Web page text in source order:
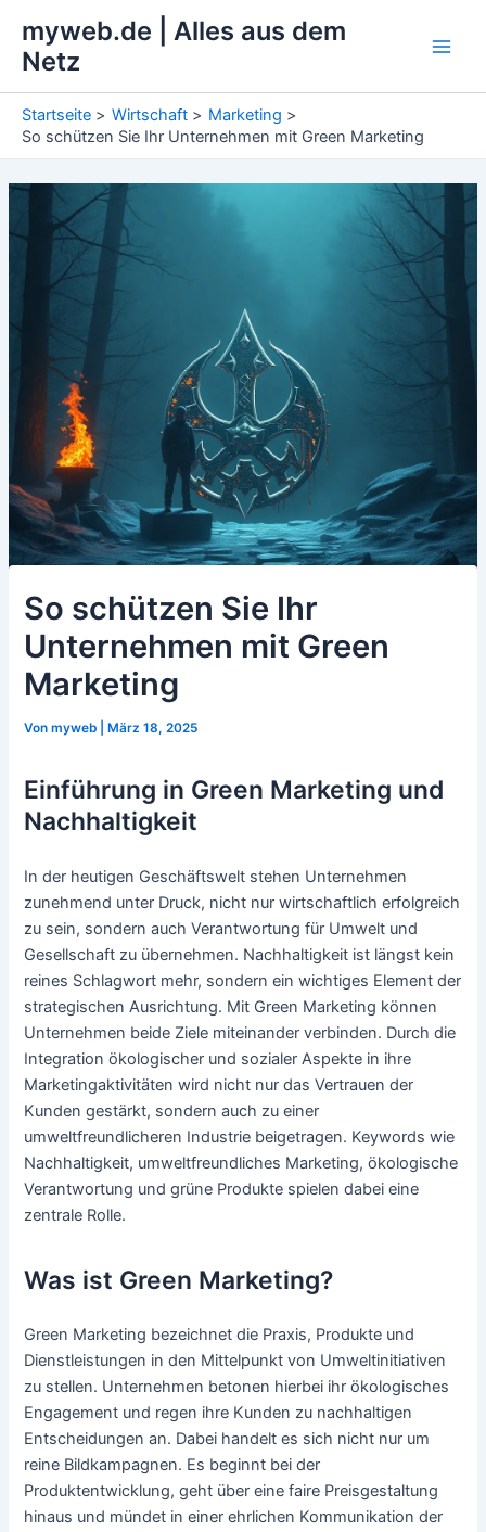
Inhalt
springen
myweb.de | Alles aus dem
Netz
Startseite Wirtschaft
Marketing
So schützen Sie Ihr Unternehmen mit Green Marketing
So schützen Sie Ihr
Unternehmen mit Green
Marketing
Vonmyweb März 18, 2025
Einführung in Green Marketing und
Nachhaltigkeit
In der heutigen Geschäftswelt stehen Unternehmen
zunehmend unter Druck, nicht nur wirtschaftlich erfolgreich
zu sein, sondern auch Verantwortung für Umwelt und
Gesellschaft zu übernehmen. Nachhaltigkeit ist längst kein
reines Schlagwort mehr, sondern ein wichtiges Element der
strategischen Ausrichtung. Mit Green Marketing können
Unternehmen beide Ziele miteinander verbinden. Durch die
Integration ökologischer und sozialer Aspekte in ihre
Marketingaktivitäten wird nicht nur das Vertrauen der
Kunden gestärkt, sondern auch zu einer
umweltfreundlicheren Industrie beigetragen. Keywords wie
Nachhaltigkeit, umweltfreundliches Marketing, ökologische
Verantwortung und grüne Produkte spielen dabei eine
zentrale Rolle.
Was ist Green Marketing?
Green Marketing bezeichnet die Praxis, Produkte und
Dienstleistungen in den Mittelpunkt von Umweltinitiativen
zu stellen. Unternehmen betonen hierbei ihr ökologisches
Engagement und regen ihre Kunden zu nachhaltigen
Entscheidungen an. Dabei handelt es sich nicht nur um
reine Bildkampagnen. Es beginnt bei der
Produktentwicklung, geht über eine faire Preisgestaltung
hinaus und mündet in einer ehrlichen Kommunikation der